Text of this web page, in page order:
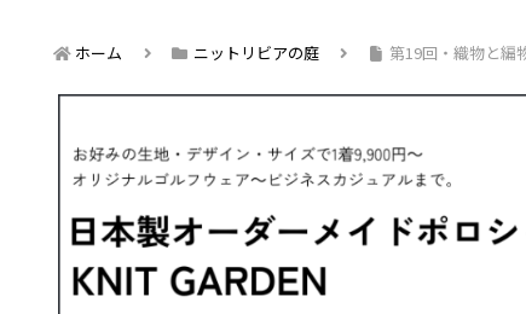
ホーム ニットリビアの庭 第19回・織物と編